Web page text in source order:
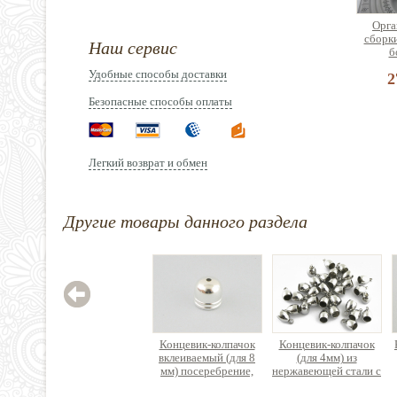
Наш сервис
Удобные способы доставки
Безопасные способы оплаты
Легкий возврат и обмен
Другие товары данного раздела
Концевик-колпачок
вклеиваемый (для 8
мм) посеребрение,
Концевик-колпачок
(для 4мм) из
нержавеющей стали с